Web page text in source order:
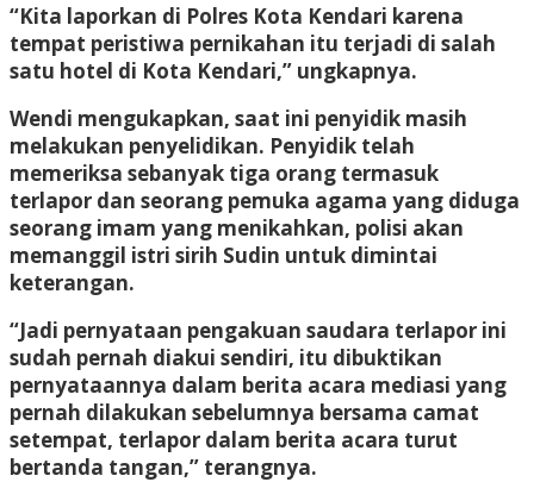
“Kita laporkan di Polres Kota Kendari karena
tempat peristiwa pernikahan itu terjadi di salah
satu hotel di Kota Kendari,” ungkapnya.
Wendi mengukapkan, saat ini penyidik masih
melakukan penyelidikan. Penyidik telah
memeriksa sebanyak tiga orang termasuk
terlapor dan seorang pemuka agama yang diduga
seorang imam yang menikahkan, polisi akan
memanggil istri sirih Sudin untuk dimintai
keterangan.
“Jadi pernyataan pengakuan saudara terlapor ini
sudah pernah diakui sendiri, itu dibuktikan
pernyataannya dalam berita acara mediasi yang
pernah dilakukan sebelumnya bersama camat
setempat, terlapor dalam berita acara turut
bertanda tangan,” terangnya.